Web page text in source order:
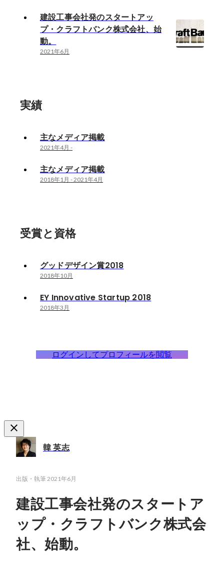
建設工事会社発のスタートアッ
プ・クラフトバンク株式会社、始
動。
2021年6月
実績
主なメディア掲載
2021年4月 -
主なメディア掲載
2018年1月 -2021年4月
受賞と資格
グッドデザイン賞2018
2018年10月
EY Innovative Startup 2018
2018年3月
ログインしてプロフィールを閲覧
韓 英志
出版・執筆2021年6月
建設工事会社発のスタートア
ップ・クラフトバンク株式会
社、始動。